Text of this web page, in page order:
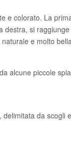
e colorato. La
destra, si
e molto
alcune piccole
da scogli